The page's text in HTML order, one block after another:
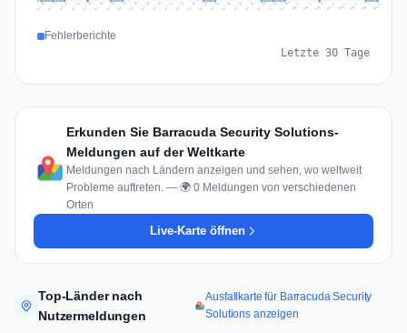
Jul 10 Jul 11 Jul 12 Jul 13 Jul 14 Jul 15 Jul 16 Jul 17 Jul 18 Jul 19 Jul 20 Jul 21 Jul 22 Jul 23 Jul 24 Jul 25 Jul 26 Jul 27 Jul 28 Jul 29 Jul 30 Jul 31 Aug 1 Aug 2 Aug 3 Aug 4 Aug 5 Aug 6 Aug 7 Aug 8
Fehlerberichte
Letzte 30 Tage
Erkunden Sie Barracuda Security Solutions-
Meldungen auf der Weltkarte
Meldungen nach Ländern anzeigen und sehen, wo weltweit
Probleme auftreten. — 🌍 0 Meldungen von verschiedenen
Orten
Live-Karte öffnen
Top-Länder nach
Nutzermeldungen
Ausfallkarte für Barracuda Security
Solutions anzeigen